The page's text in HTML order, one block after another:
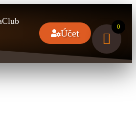
Účet
0